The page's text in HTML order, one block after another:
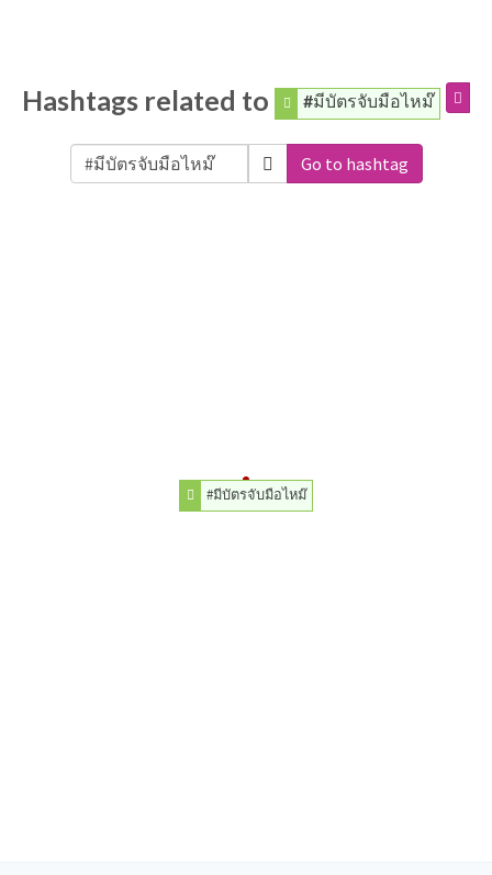
Hashtags related to #มีบัตรจับมือไหม๊
Go to hashtag
#มีบัตรจับมือไหม๊